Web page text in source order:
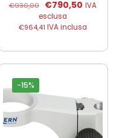
€930,00
Il
prezzo
originale
€790,50Il
attuale
€790,50.
IVA
esclusa
€964,41 IVA inclusa
-15%